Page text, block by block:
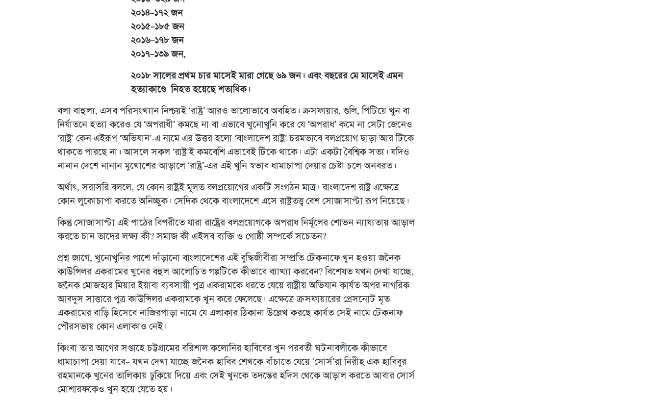
২০১৪–১৭২ জন
২০১৫–১৮৫ জন
২০১৬–১৭৮ জন
২০১৭–১৩৯ জন,
২০১৮ সালের প্রথম চার মাসেই মারা গেছে ৬৯ জন। এবং বছরের মে মাসেই এমন
হত্যাকাণ্ডে নিহত হয়েছে শতাধিক।
বলা বাহুল্য, এসব পরিসংখ্যান নিশ্চয়ই ‘রাষ্ট্র’ আরও ভালোভাবে অবহিত। ক্রসফায়ার, গুলি, পিটিয়ে খুন বা
নির্যাতনে হত্যা করেও যে ‘অপরাধী’ কমছে না বা এভাবে খুনোখুনি করে যে ‘অপরাধ’ কমে না সেটা জেনেও
‘রাষ্ট্র’ কেন এইরূপ ‘অভিযান’-এ নামে এর উত্তর হলো ‘বাংলাদেশ রাষ্ট্র’ চরমভাবে বলপ্রয়োগ ছাড়া আর টিকে
থাকতে পারছে না। আসলে সকল ‘রাষ্ট্র’ই কমবেশি এভাবেই টিকে থাকে। এটা একটা বৈশ্বিক সত্য। যদিও
নানান দেশে নানান মুখোশের আড়ালে ‘রাষ্ট্র’-এর এই খুনি স্বভাব ধামাচাপা দেয়ার চেষ্টা চলে অনবরত।
অর্থাৎ, সরাসরি বললে, যে কোন রাষ্ট্রই মূলত বলপ্রয়োগের একটি সংগঠন মাত্র। বাংলাদেশ রাষ্ট্র এক্ষেত্রে
কোন লুকোচাপা করতে অনিচ্ছুক। সেদিক থেকে বাংলাদেশে এসে রাষ্ট্রতত্ত্ব বেশ সোজাসাপ্টা রূপ নিয়েছে।
কিন্তু সোজাসাপ্টা এই পাঠের বিপরীতে যারা রাষ্ট্রের বলপ্রয়োগকে অপরাধ নির্মূলের শোভন ন্যায্যতায় আড়াল
করতে চান তাদের লক্ষ্য কী? সমাজ কী এইসব ব্যক্তি ও গোষ্ঠী সম্পর্কে সচেতন?
প্রশ্ন জাগে, খুনোখুনির পাশে দাঁড়ানো বাংলাদেশের এই বুদ্ধিজীবীরা সম্প্রতি টেকনাফে খুন হওয়া জনৈক
কাউন্সিলর একরামের খুনের বহুল আলোচিত গল্পটিকে কীভাবে ব্যাখ্যা করবেন? বিশেষত যখন দেখা যাচ্ছে,
জনৈক মোজহার মিয়ার ইয়াবা ব্যবসায়ী পুত্র একরামকে ধরতে যেয়ে রাষ্ট্রীয় অভিযান কার্যত অপর নাগরিক
আবদুস সাত্তারে পুত্র কাউন্সিলর একরামকে খুন করে ফেলেছে। এক্ষেত্রে ক্রসফায়ারের প্রেসনোট মৃত
একরামের বাড়ি হিসেবে নাজিরপাড়া নামে যে এলাকার ঠিকানা উল্লেখ করছে কার্যত সেই নামে টেকনাফ
পৌরসভায় কোন এলাকাও নেই।
কিংবা তার আগের সপ্তাহে চট্টগ্রামের বরিশাল কলোনির হাবিবের খুন পরবর্তী ঘটনাবলীকে কীভাবে
ধামাচাপা দেয়া যাবে– যখন দেখা যাচ্ছে জনৈক হাবিব শেখকে বাঁচাতে যেয়ে ‘সোর্স’রা নিরীহ এক হাবিবুর
রহমানকে খুনের তালিকায় ঢুকিয়ে দিয়ে এবং সেই খুনকে তদন্তের হদিস থেকে আড়াল করতে আবার সোর্স
মোশারফকেও খুন হয়ে যেতে হয়।